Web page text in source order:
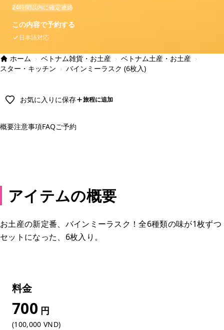
24時間以内に確定連絡
この内容で予約する
日本語対応
ホーム › ベトナム雑貨・お土産 › ベトナム土産・お土産 ›
スター・キッチン › バインミーラスク (6枚入)
お気に入りに保存 旅程に追加
概要注意事項FAQご予約
アイテムの概要
お土産の新定番、バインミーラスク！全6種類の味が1枚ずつ
セットになった、6枚入り。
料金
700 円
(100,000 VND)